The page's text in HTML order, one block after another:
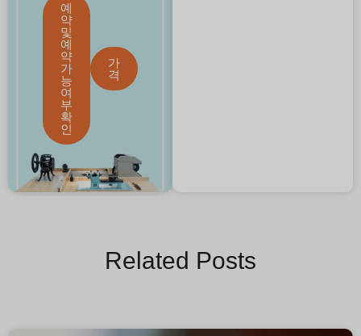
예
약
및
예
약
가
능
여
부
확
인
가
격
Related Posts